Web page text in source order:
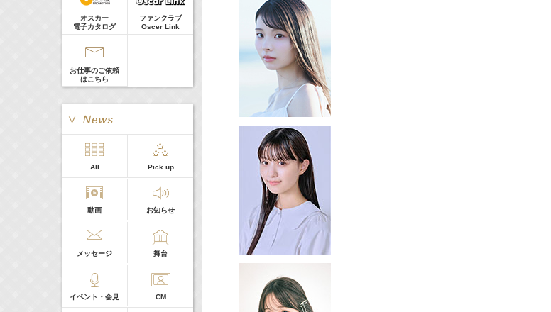
Tシャツが乾くまで
庄司浩平
> More
オスカー
電子カタログ
ファンクラブ
Oscer Link
お仕事のご依頼
はこちら
All Pick up
動画 お知らせ
メッセージ 舞台
イベント・会見 CM
Guest
本日の出演
５０音順